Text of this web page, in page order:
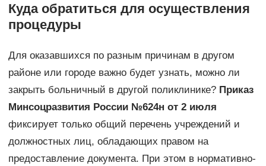
Куда обратиться для осуществления
процедуры
Для оказавшихся по разным причинам в другом
районе или городе важно будет узнать, можно ли
закрыть больничный в другой поликлинике? Приказ
Минсоцразвития России №624н от 2 июля
фиксирует только общий перечень учреждений и
должностных лиц, обладающих правом на
предоставление документа. При этом в нормативно-